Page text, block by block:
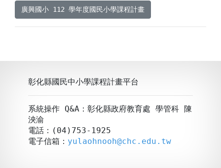
廣興國小 112 學年度國民小學課程計畫
彰化縣國民中小學課程計畫平台
系統操作 Q&A：彰化縣政府教育處 學管科 陳
泱渝
電話：(04)753-1925
電子信箱： yulaohnooh@chc.edu.tw